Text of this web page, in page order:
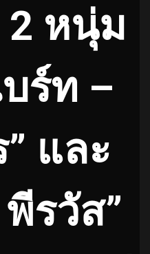
หนุ่ม
ร์ท –
และ
รวัส”